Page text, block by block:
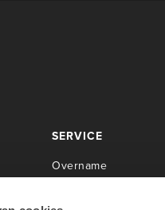
SERVICE
Overname
Installaties